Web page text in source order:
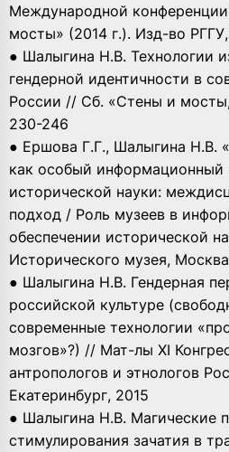
Международной
мосты» (2014 г.). Изд-во
● Шалыгина Н.В. Технологии
гендерной идентичности в
России // Сб. «Стены и
230-246
● Ершова Г.Г., Шалыгина Н.В.
как особый информационный
исторической науки:
подход / Роль музеев в
обеспечении исторической
Исторического музея,
● Шалыгина Н.В. Гендерная
российской культуре
современные технологии
мозгов»?) // Мат-лы XI
антропологов и этнологов
Екатеринбург, 2015
● Шалыгина Н.В. Магические
стимулирования зачатия в